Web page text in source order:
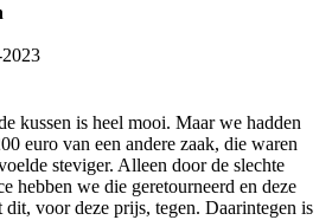
kussen is heel mooi. Maar we hadden
euro van een andere zaak, die waren
steviger. Alleen door de slechte
hebben we die geretourneerd en deze
dit, voor deze prijs, tegen. Daarintegen is